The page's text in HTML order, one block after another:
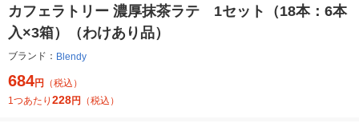
カフェラトリー 濃厚抹茶ラテ 1セット（18本：6本
入×3箱）（わけあり品）
ブランド： Blendy
684円
（税込）
1つあたり 228円 （税込）